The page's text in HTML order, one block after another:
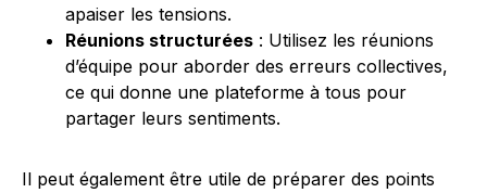
apaiser les tensions.
Réunions structurées : Utilisez les réunions
d’équipe pour aborder des erreurs collectives,
ce qui donne une plateforme à tous pour
partager leurs sentiments.
Il peut également être utile de préparer des points